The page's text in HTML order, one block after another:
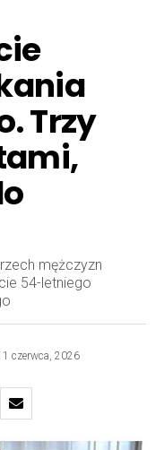
Trzy
mężczyzn
54-letniego
czerwca, 2026